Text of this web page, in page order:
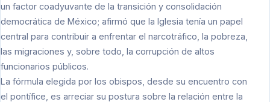
un factor coadyuvante de la transición y consolidación
democrática de México; afirmó que la Iglesia tenía un papel
central para contribuir a enfrentar el narcotráfico, la pobreza,
las migraciones y, sobre todo, la corrupción de altos
funcionarios públicos.
La fórmula elegida por los obispos, desde su encuentro con
el pontífice, es arreciar su postura sobre la relación entre la